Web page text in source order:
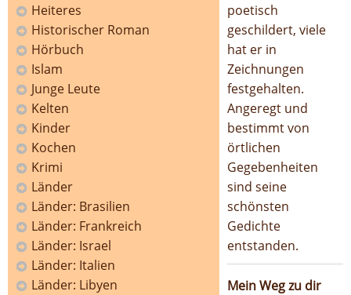
Heiteres
Historischer Roman
Hörbuch
Islam
Junge Leute
Kelten
Kinder
Kochen
Krimi
Länder
Länder: Brasilien
Länder: Frankreich
Länder: Israel
Länder: Italien
Länder: Libyen
poetisch
geschildert, viele
hat er in
Zeichnungen
festgehalten.
Angeregt und
bestimmt von
örtlichen
Gegebenheiten
sind seine
schönsten
Gedichte
entstanden.
Mein Weg zu dir